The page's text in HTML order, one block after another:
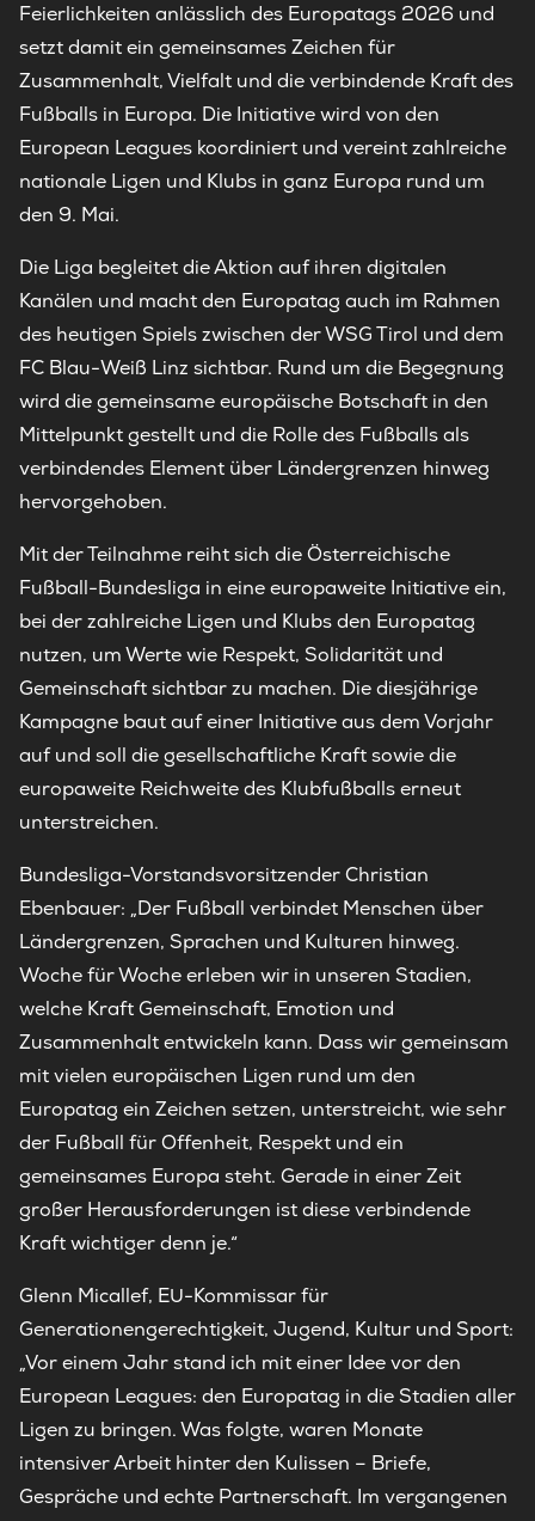
Feierlichkeiten anlässlich des Europatags 2026 und
setzt damit ein gemeinsames Zeichen für
Zusammenhalt, Vielfalt und die verbindende Kraft des
Fußballs in Europa. Die Initiative wird von den
European Leagues koordiniert und vereint zahlreiche
nationale Ligen und Klubs in ganz Europa rund um
den 9. Mai.
Die Liga begleitet die Aktion auf ihren digitalen
Kanälen und macht den Europatag auch im Rahmen
des heutigen Spiels zwischen der WSG Tirol und dem
FC Blau-Weiß Linz sichtbar. Rund um die Begegnung
wird die gemeinsame europäische Botschaft in den
Mittelpunkt gestellt und die Rolle des Fußballs als
verbindendes Element über Ländergrenzen hinweg
hervorgehoben.
Mit der Teilnahme reiht sich die Österreichische
Fußball-Bundesliga in eine europaweite Initiative ein,
bei der zahlreiche Ligen und Klubs den Europatag
nutzen, um Werte wie Respekt, Solidarität und
Gemeinschaft sichtbar zu machen. Die diesjährige
Kampagne baut auf einer Initiative aus dem Vorjahr
auf und soll die gesellschaftliche Kraft sowie die
europaweite Reichweite des Klubfußballs erneut
unterstreichen.
Bundesliga-Vorstandsvorsitzender Christian
Ebenbauer: „Der Fußball verbindet Menschen über
Ländergrenzen, Sprachen und Kulturen hinweg.
Woche für Woche erleben wir in unseren Stadien,
welche Kraft Gemeinschaft, Emotion und
Zusammenhalt entwickeln kann. Dass wir gemeinsam
mit vielen europäischen Ligen rund um den
Europatag ein Zeichen setzen, unterstreicht, wie sehr
der Fußball für Offenheit, Respekt und ein
gemeinsames Europa steht. Gerade in einer Zeit
großer Herausforderungen ist diese verbindende
Kraft wichtiger denn je.“
Glenn Micallef, EU-Kommissar für
Generationengerechtigkeit, Jugend, Kultur und Sport:
„Vor einem Jahr stand ich mit einer Idee vor den
European Leagues: den Europatag in die Stadien aller
Ligen zu bringen. Was folgte, waren Monate
intensiver Arbeit hinter den Kulissen – Briefe,
Gespräche und echte Partnerschaft. Im vergangenen